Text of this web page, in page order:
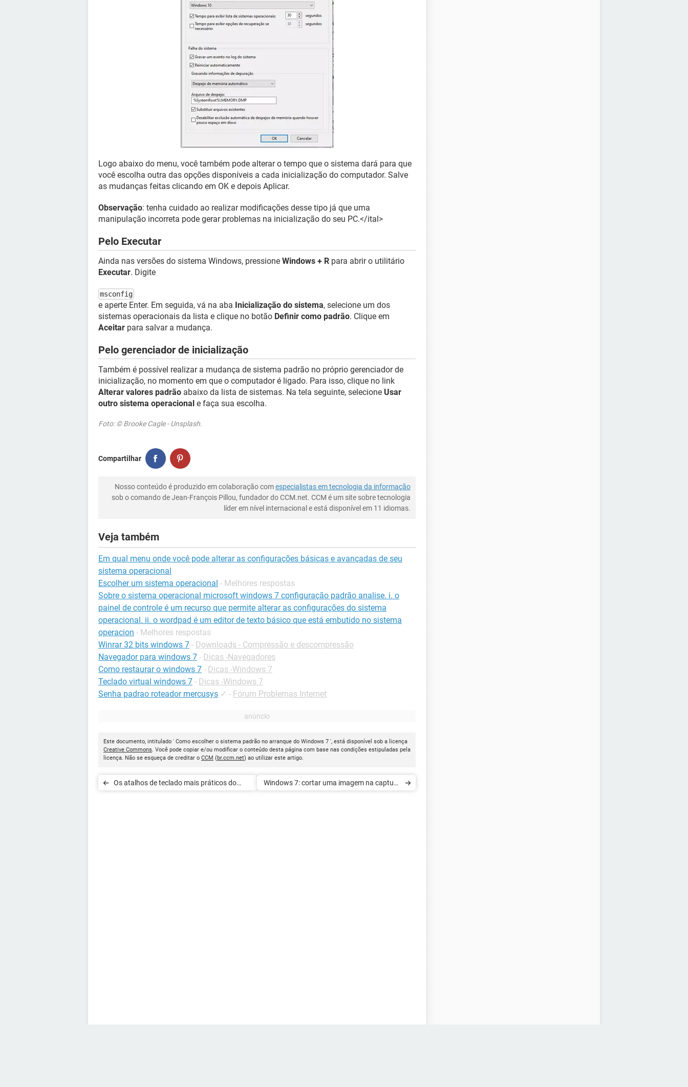
Logo abaixo do menu, você também pode alterar o tempo que o sistema dará para que
você escolha outra das opções disponíveis a cada inicialização do computador. Salve
as mudanças feitas clicando em OK e depois Aplicar.
Observação: tenha cuidado ao realizar modificações desse tipo já que uma
manipulação incorreta pode gerar problemas na inicialização do seu PC.</ital>
Pelo Executar
Ainda nas versões do sistema Windows, pressione Windows + R para abrir o utilitário
Executar. Digite
msconfig
e aperte Enter. Em seguida, vá na aba Inicialização do sistema, selecione um dos
sistemas operacionais da lista e clique no botão Definir como padrão. Clique em
Aceitar para salvar a mudança.
Pelo gerenciador de inicialização
Também é possível realizar a mudança de sistema padrão no próprio gerenciador de
inicialização, no momento em que o computador é ligado. Para isso, clique no link
Alterar valores padrão abaixo da lista de sistemas. Na tela seguinte, selecione Usar
outro sistema operacional e faça sua escolha.
Foto: © Brooke Cagle - Unsplash.
Compartilhar
Nosso conteúdo é produzido em colaboração comespecialistas em tecnologia da informação
sob o comando de Jean-François Pillou, fundador do CCM.net. CCM é um site sobre tecnologia
líder em nível internacional e está disponível em 11 idiomas.
Veja também
Em qual menu onde você pode alterar as configurações básicas e avançadas de seu
sistema operacional
Escolher um sistema operacional - Melhores respostas
Sobre o sistema operacional microsoft windows 7 configuração padrão analise. i. o
painel de controle é um recurso que permite alterar as configurações do sistema
operacional. ii. o wordpad é um editor de texto básico que está embutido no sistema
operacion - Melhores respostas
Winrar 32 bits windows 7 - Downloads - Compressão e descompressão
Navegador para windows 7 - Dicas -Navegadores
Como restaurar o windows 7 - Dicas -Windows 7
Teclado virtual windows 7 - Dicas -Windows 7
Senha padrao roteador mercusys ✓ - Fórum Problemas Internet
Este documento, intitulado ' Como escolher o sistema padrão no arranque do Windows 7 ', está disponível sob a licença
Creative Commons. Você pode copiar e/ou modificar o conteúdo desta página com base nas condições estipuladas pela
licença. Não se esqueça de creditar o CCM (br.ccm.net) ao utilizar este artigo.
Os atalhos de teclado mais práticos do
Windows 7: cortar uma imagem na captura